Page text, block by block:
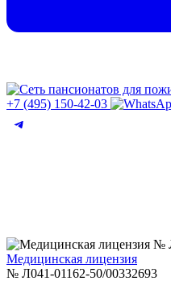
+7 (495) 150-42-03
Медицинская лицензия
№ Л041-01162-50/00332693